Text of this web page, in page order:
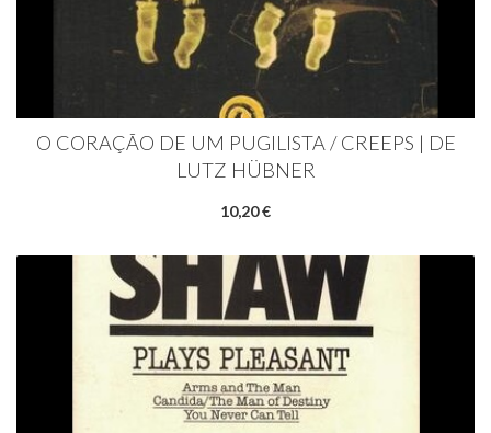
O CORAÇÃO DE UM PUGILISTA / CREEPS | DE
LUTZ HÜBNER
10,20 €